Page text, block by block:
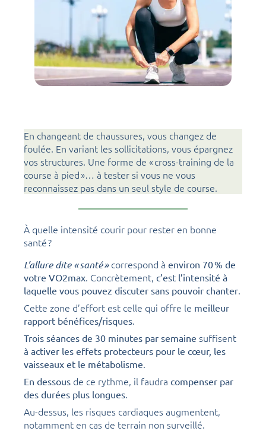
En changeant de chaussures, vous changez de
foulée. En variant les sollicitations, vous épargnez
vos structures. Une forme de « cross-training de la
course à pied »… à tester si vous ne vous
reconnaissez pas dans un seul style de course.
À quelle intensité courir pour rester en bonne
santé ?
L’allure dite « santé » correspond à environ 70 % de
votre VO2max. Concrètement, c’est l’intensité à
laquelle vous pouvez discuter sans pouvoir chanter.
Cette zone d’effort est celle qui offre le meilleur
rapport bénéfices/risques.
Trois séances de 30 minutes par semaine suffisent
à activer les effets protecteurs pour le cœur, les
vaisseaux et le métabolisme.
En dessous de ce rythme, il faudra compenser par
des durées plus longues.
Au-dessus, les risques cardiaques augmentent,
notamment en cas de terrain non surveillé.